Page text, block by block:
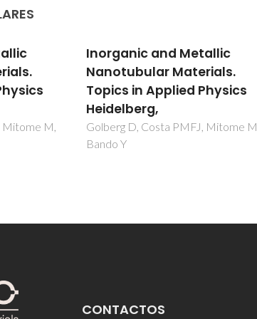
M,
Inorganic and Metallic
Nanotubular Materials.
Topics in Applied Physics
Heidelberg,
Golberg D, Costa PMFJ, Mitome M,
Bando Y
CONTACTOS